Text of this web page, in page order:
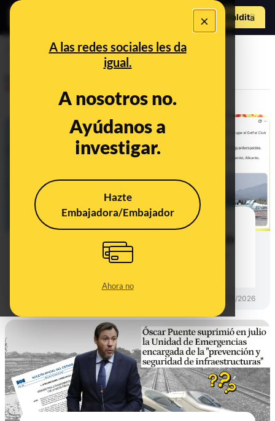
×
A las redes sociales les da
igual.
A nosotros no.
Ayúdanos a
investigar.
Hazte
Embajadora/Embajador
Ahora no
Hazte Maldito
Óscar Puente
CONTEXTO
Qué sabemos sobre si Óscar
Puente ha ido a jugar al golf al club
Bonalba en Alicante utilizando un
07/07/2026